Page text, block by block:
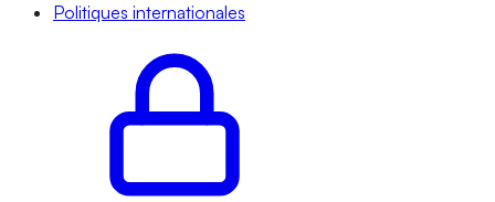
Politiques internationales